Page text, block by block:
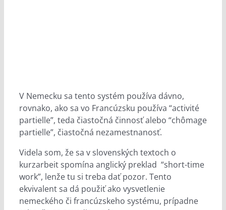
V Nemecku sa tento systém používa dávno,
rovnako, ako sa vo Francúzsku používa “activité
partielle”, teda čiastočná činnosť alebo “chômage
partielle”, čiastočná nezamestnanosť.
Videla som, že sa v slovenských textoch o
kurzarbeit spomína anglický preklad “short-time
work”, lenže tu si treba dať pozor. Tento
ekvivalent sa dá použiť ako vysvetlenie
nemeckého či francúzskeho systému, prípadne